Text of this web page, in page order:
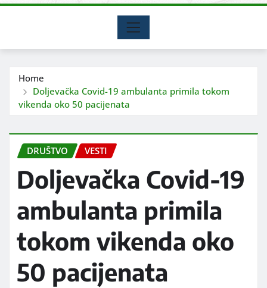
Home
Doljevačka Covid-19 ambulanta primila tokom
vikenda oko 50 pacijenata
DRUŠTVO VESTI
Doljevačka Covid-19
ambulanta primila
tokom vikenda oko
50 pacijenata